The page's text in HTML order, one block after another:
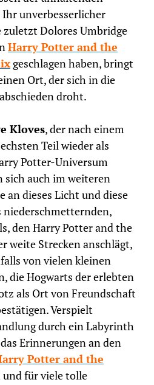
unverbesserlicher
Dolores Umbridge
Harry Potter and the
geschlagen haben, bringt
Ort, der sich in die
droht.
Kloves, der nach einem
Teil wieder als
Potter-Universum
auch im weiteren
an dieses Licht und diese
niederschmetternden,
den Harry Potter and the
weite Strecken anschlägt,
von vielen kleinen
die Hogwarts der erlebten
als Ort von Freundschaft
Verspielt
durch ein Labyrinth
Erinnerungen an den
Potter and the
und für viele tolle